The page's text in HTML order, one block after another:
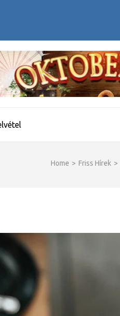
Home > Friss Hírek >